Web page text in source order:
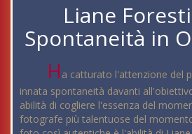
Liane
Spontaneità in
H a catturato l'attenzione del
innata spontaneità davanti
abilità di cogliere l'essenza del
fotografe più talentuose del